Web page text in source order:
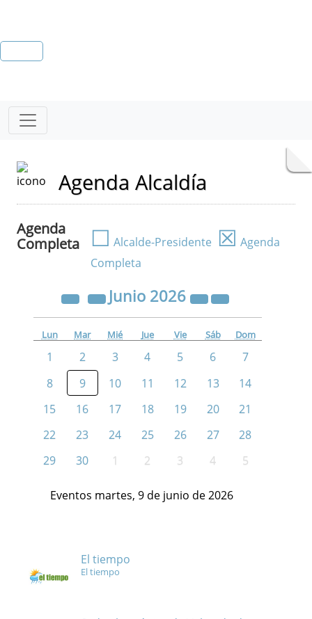
Agenda Alcaldía
Agenda
Completa
☐ Alcalde-Presidente ☒ Agenda
Completa
Junio 2026
Lun Mar Mié Jue Vie Sáb Dom
1 2 3 4 5 6
7
8
9 10 11 12 13
14
15
16 17 18 19 20
21
22
23 24 25 26 27
28
29
30 1 2 3 4 5
Eventos martes, 9 de junio de 2026
El tiempo
El tiempo